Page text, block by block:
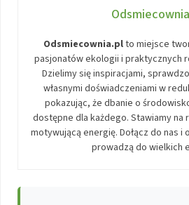
Odsmiecownia.plto miejsce
pasjonatów ekologii i praktycznych
Dzielimy się inspiracjami,
własnymi doświadczeniami w
pokazując, że dbanie o
dostępne dla każdego. Stawiamy na
motywującą energię. Dołącz do nas i
prowadzą do wielkich